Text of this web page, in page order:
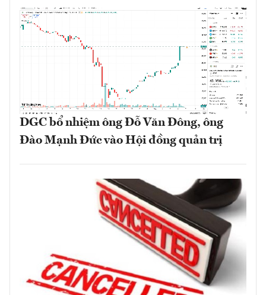
DGC bổ nhiệm ông Đỗ Văn Đông, ông
Đào Mạnh Đức vào Hội đồng quản trị